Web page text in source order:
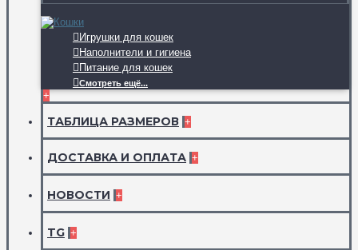
Игрушки для кошек
Наполнители и гигиена
Питание для кошек
Смотреть ещё...
+
ТАБЛИЦА РАЗМЕРОВ +
ДОСТАВКА И ОПЛАТА +
НОВОСТИ +
TG +